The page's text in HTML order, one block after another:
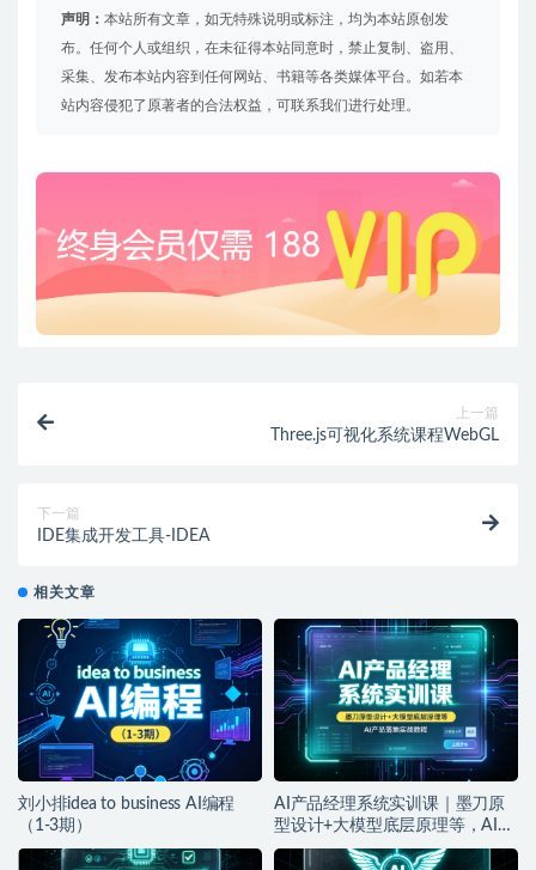
声明： 本站所有文章，如无特殊说明或标注，均为本站原创发
布。任何个人或组织，在未征得本站同意时，禁止复制、盗用、
采集、发布本站内容到任何网站、书籍等各类媒体平台。如若本
站内容侵犯了原著者的合法权益，可联系我们进行处理。
上一篇
Three.js可视化系统课程WebGL
下一篇
IDE集成开发工具-IDEA
相关文章
刘小排idea to business AI编程
（1-3期）
AI产品经理系统实训课｜墨刀原
型设计+大模型底层原理等，AI产
品落地实战教程